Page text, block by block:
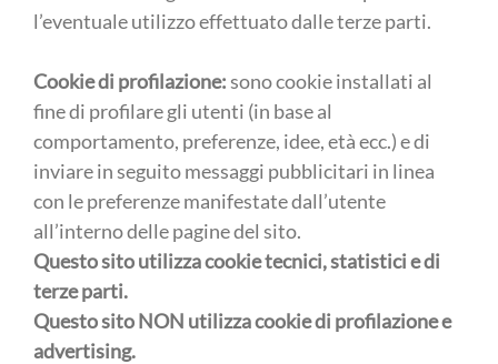
l’eventuale utilizzo effettuato dalle terze parti.
Cookie di profilazione:sono cookie installati al
fine di profilare gli utenti (in base al
comportamento, preferenze, idee, età ecc.) e di
inviare in seguito messaggi pubblicitari in linea
con le preferenze manifestate dall’utente
all’interno delle pagine del sito.
Questo sito utilizza cookie tecnici, statistici e di
terze parti.
Questo sito NON utilizza cookie di profilazione e
advertising.